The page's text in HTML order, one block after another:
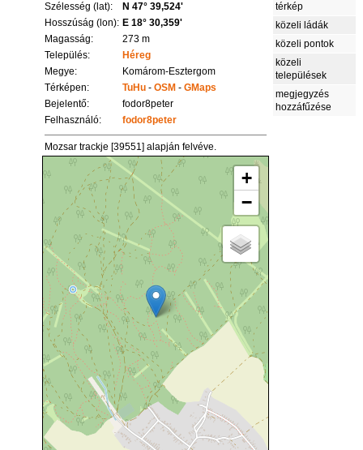
Szélesség (lat):
N 47° 39,524'
Hosszúság (lon): E 18° 30,359'
Magasság:
273 m
Település:
Héreg
Megye:
Komárom-Esztergom
Térképen:
TuHu -OSM -GMaps
Bejelentő:
fodor8peter
Felhasználó:
fodor8peter
Mozsar trackje [39551] alapján felvéve.
+
−
térkép
közeli ládák
közeli pontok
közeli
települések
megjegyzés
hozzáfűzése